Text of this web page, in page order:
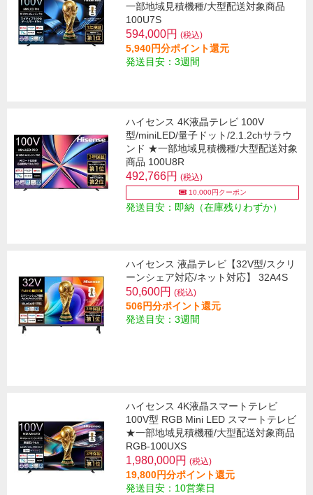
一部地域見積機種/大型配送対象商品
100U7S
594,000円 (税込)
5,940円分ポイント還元
発送目安：3週間
ハイセンス 4K液晶テレビ 100V
型/miniLED/量子ドット/2.1.2chサラウ
ンド ★一部地域見積機種/大型配送対象
商品 100U8R
492,766円 (税込)
10,000円クーポン
発送目安：即納（在庫残りわずか）
ハイセンス 液晶テレビ【32V型/スクリ
ーンシェア対応/ネット対応】 32A4S
50,600円 (税込)
506円分ポイント還元
発送目安：3週間
ハイセンス 4K液晶スマートテレビ
100V型 RGB Mini LED スマートテレビ
★一部地域見積機種/大型配送対象商品
RGB-100UXS
1,980,000円 (税込)
19,800円分ポイント還元
発送目安：10営業日